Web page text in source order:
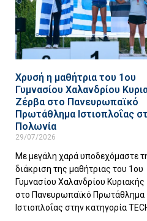
Χρυσή η μαθήτρια του 1ου
Γυμνασίου Χαλανδρίου
Ζέρβα στο Πανευρωπαϊκό
Πρωτάθλημα Ιστιοπλοΐας
Πολωνία
29/07/2026
Με μεγάλη χαρά υποδεχόμαστε
διάκριση της μαθήτριας του 1ου
Γυμνασίου Χαλανδρίου
στο Πανευρωπαϊκό Πρωτάθλημα
Ιστιοπλοΐας στην κατηγορία